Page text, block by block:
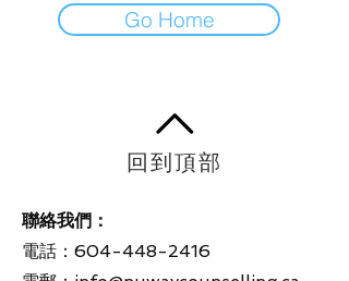
Go Home
回到頂部
聯絡我們：
電話：604-448-2416